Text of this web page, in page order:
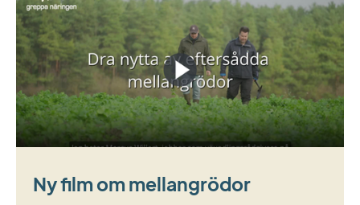
Ny film om mellangrödor